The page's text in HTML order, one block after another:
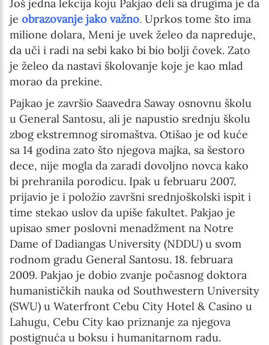
Još jedna lekcija koju Pakjao deli sa drugima je da
je obrazovanje jako važno. Uprkos tome što ima
milione dolara, Meni je uvek želeo da napreduje,
da uči i radi na sebi kako bi bio bolji čovek. Zato
je želeo da nastavi školovanje koje je kao mlad
morao da prekine.
Pajkao je završio Saavedra Saway osnovnu školu
u General Santosu, ali je napustio srednju školu
zbog ekstremnog siromaštva. Otišao je od kuće
sa 14 godina zato što njegova majka, sa šestoro
dece, nije mogla da zaradi dovoljno novca kako
bi prehranila porodicu. Ipak u februaru 2007.
prijavio je i položio završni srednjoškolski ispit i
time stekao uslov da upiše fakultet. Pakjao je
upisao smer poslovni menadžment na Notre
Dame of Dadiangas University (NDDU) u svom
rodnom gradu General Santosu. 18. februara
2009. Pakjao je dobio zvanje počasnog doktora
humanističkih nauka od Southwestern University
(SWU) u Waterfront Cebu City Hotel & Casino u
Lahugu, Cebu City kao priznanje za njegova
postignuća u boksu i humanitarnom radu.